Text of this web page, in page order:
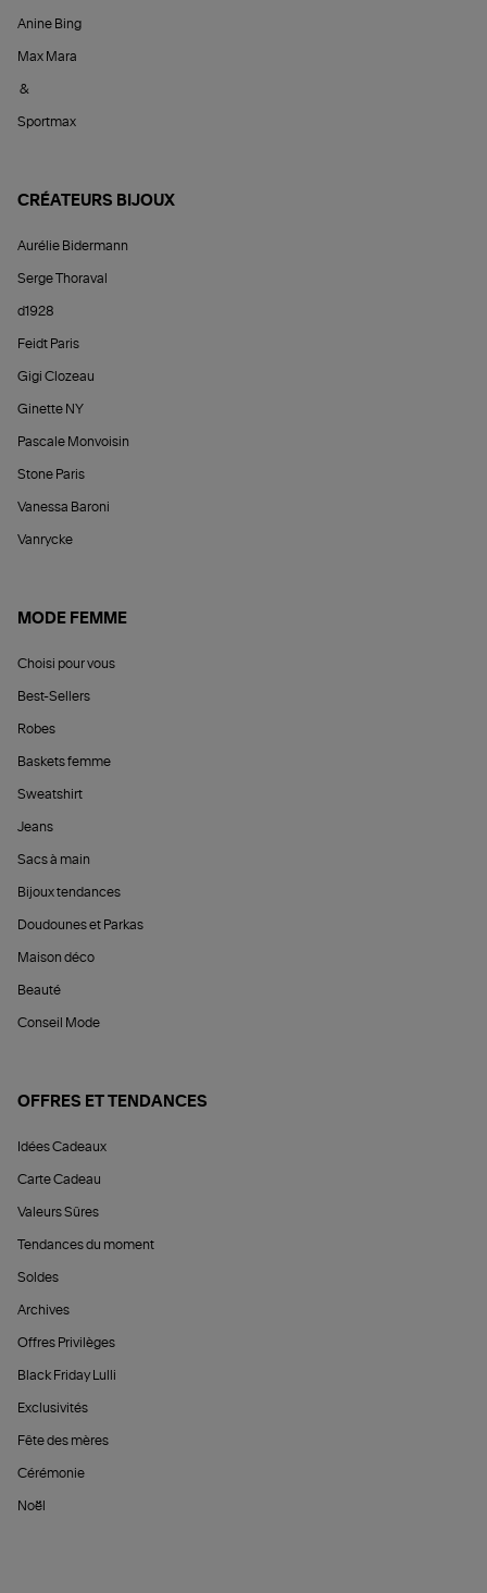
Anine Bing
Max Mara
&
Sportmax
CRÉATEURS BIJOUX
Aurélie Bidermann
Serge Thoraval
d1928
Feidt Paris
Gigi Clozeau
Ginette NY
Pascale Monvoisin
Stone Paris
Vanessa Baroni
Vanrycke
MODE FEMME
Choisi pour vous
Best-Sellers
Robes
Baskets femme
Sweatshirt
Jeans
Sacs à main
Bijoux tendances
Doudounes et Parkas
Maison déco
Beauté
Conseil Mode
OFFRES ET TENDANCES
Idées Cadeaux
Carte Cadeau
Valeurs Sûres
Tendances du moment
Soldes
Archives
Offres Privilèges
Black Friday Lulli
Exclusivités
Fête des mères
Cérémonie
Noël